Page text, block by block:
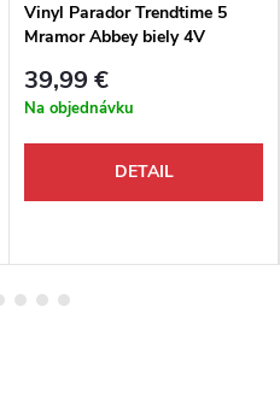
Vinyl Parador Trendtime 5
Mramor Abbey biely 4V
39,99 €
Na objednávku
DETAIL